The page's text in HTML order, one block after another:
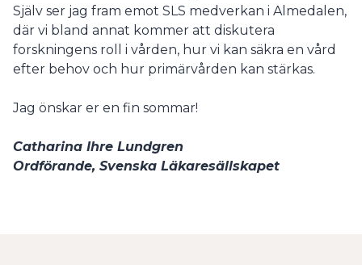
Själv ser jag fram emot SLS medverkan i Almedalen,
där vi bland annat kommer att diskutera
forskningens roll i vården, hur vi kan säkra en vård
efter behov och hur primärvården kan stärkas.
Jag önskar er en fin sommar!
Catharina Ihre Lundgren
Ordförande, Svenska Läkaresällskapet